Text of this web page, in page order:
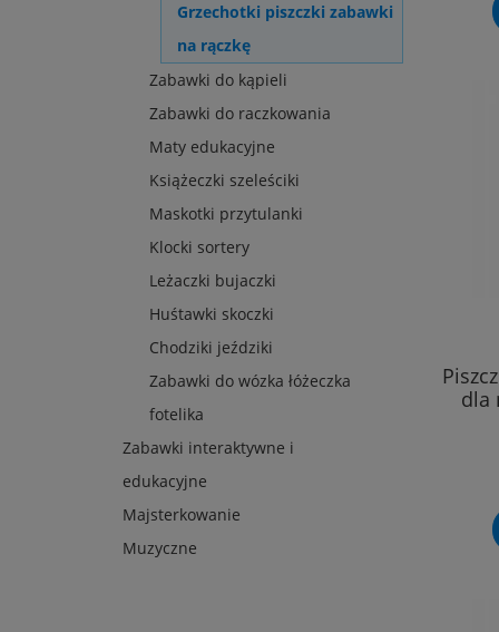
Grzechotki piszczki zabawki
na rączkę
Zabawki do kąpieli
Zabawki do raczkowania
Maty edukacyjne
Książeczki szeleściki
Maskotki przytulanki
Klocki sortery
Leżaczki bujaczki
Huśtawki skoczki
Chodziki jeździki
Zabawki do wózka łóżeczka
fotelika
Zabawki interaktywne i
edukacyjne
Majsterkowanie
Muzyczne
dla